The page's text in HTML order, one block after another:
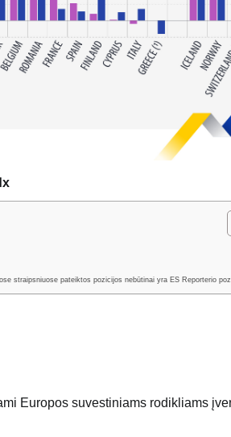
straipsniuose pateiktos pozicijos nebūtinai yra ES Reporterio
Europos suvestiniams rodikliams